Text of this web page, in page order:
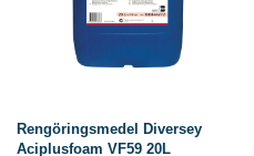
Rengöringsmedel Diversey
Aciplusfoam VF59 20L